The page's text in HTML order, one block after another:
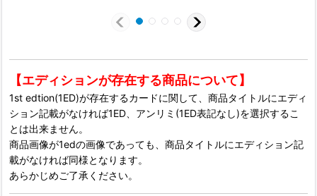
【エディションが存在する商品について】
1st edtion(1ED)が存在するカードに関して、商品タイトルにエディ
ション記載がなければ1ED、アンリミ(1ED表記なし)を選択するこ
とは出来ません。
商品画像が1edの画像であっても、商品タイトルにエディション記
載がなければ同様となります。
あらかじめご了承ください。